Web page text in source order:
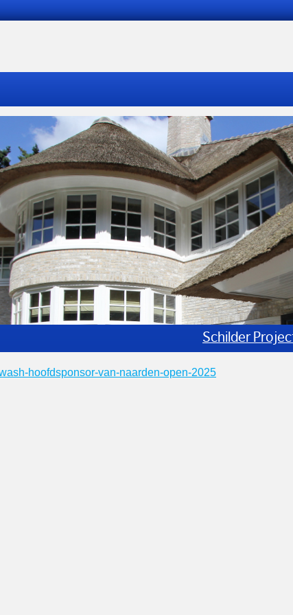
hoofdsponsor-van-naarden-open-2025